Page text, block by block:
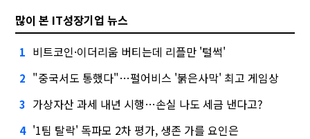
많이 본 IT성장기업 뉴스
1 비트코인·이더리움 버티는데 리플만 '털썩'
2 "중국서도 통했다"…펄어비스 '붉은사막' 최고 게임상
3 가상자산 과세 내년 시행…손실 나도 세금 낸다고?
4 '1팀 탈락' 독파모 2차 평가, 생존 가를 요인은